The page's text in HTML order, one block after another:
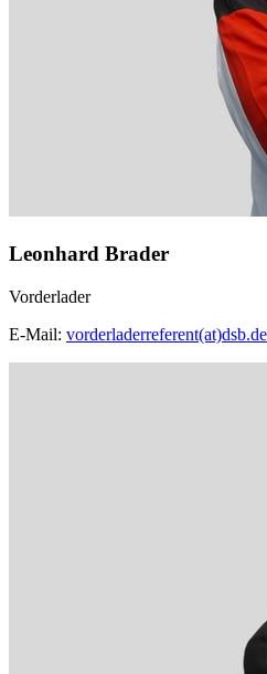
Leonhard Brader
Vorderlader
E-Mail: vorderladerreferent(at)dsb.de